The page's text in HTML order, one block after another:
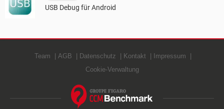
USB Debug für Android
Team AGB Datenschutz Kontakt
Impressum
Cookie-Verwaltung